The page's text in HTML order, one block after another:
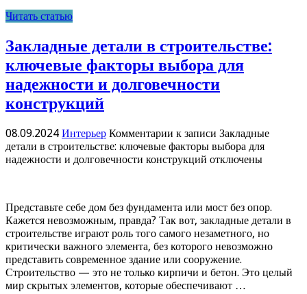
Читать статью
Закладные детали в строительстве:
ключевые факторы выбора для
надежности и долговечности
конструкций
08.09.2024 Интерьер Комментарии к записи Закладные
детали в строительстве: ключевые факторы выбора для
надежности и долговечности конструкций отключены
Представьте себе дом без фундамента или мост без опор.
Кажется невозможным, правда? Так вот, закладные детали в
строительстве играют роль того самого незаметного, но
критически важного элемента, без которого невозможно
представить современное здание или сооружение.
Строительство — это не только кирпичи и бетон. Это целый
мир скрытых элементов, которые обеспечивают …